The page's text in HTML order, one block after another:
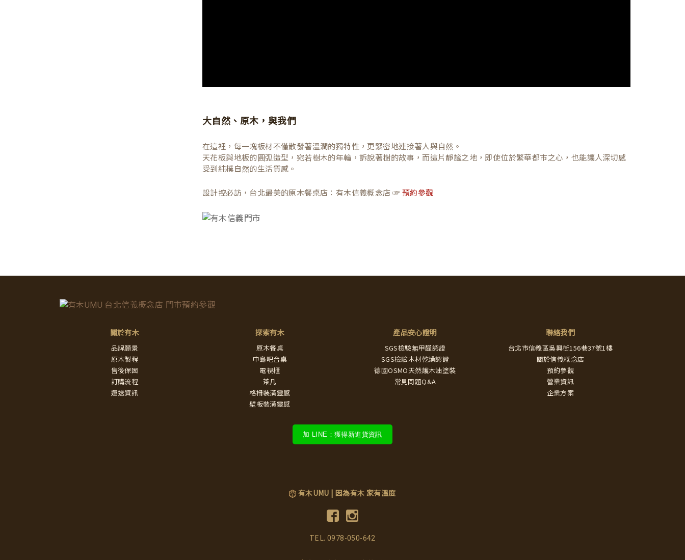
大自然、原木，與我們
在這裡，每一塊板材不僅散發著溫潤的獨特性，更緊密地連接著人與自然。
天花板與地板的圓弧造型，宛若樹木的年輪，訴說著樹的故事，而這片靜謐之地，即使位於繁華都市之心，也能讓人深切感
受到純樸自然的生活質感。
設計控必訪，台北最美的原木餐桌店：有木信義概念店 ☞ 預約參觀
關於有木
品牌願景
原木製程
售後保固
訂購流程
運送資訊
探索有木
原木餐桌
中島吧台桌
電視櫃
茶几
格柵裝潢靈感
壁板裝潢靈感
產品安心證明
SGS檢驗無甲醛認證
SGS檢驗木材乾燥認證
德國OSMO天然護木油塗裝
常見問題Q&A
聯絡我們
台北市信義區吳興街156巷37號1樓
關於信義概念店
預約參觀
營業資訊
企業方案
加 LINE：獲得新進貨資訊
有木UMU | 因為有木 家有溫度
TEL.0978-050-642